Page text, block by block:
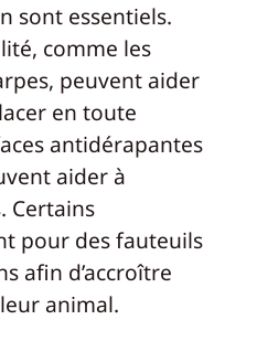
sont essentiels.
comme les
peuvent aider
en toute
antidérapantes
aider à
Certains
pour des fauteuils
afin d’accroître
animal.